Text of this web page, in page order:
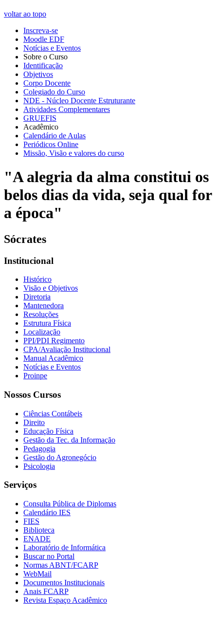
voltar ao topo
Inscreva-se
Moodle EDF
Notícias e Eventos
Sobre o Curso
Identificação
Objetivos
Corpo Docente
Colegiado do Curso
NDE - Núcleo Docente Estruturante
Atividades Complementares
GRUEFIS
Acadêmico
Calendário de Aulas
Periódicos Online
Missão, Visão e valores do curso
"A alegria da alma constitui os
belos dias da vida, seja qual for
a época"
Sócrates
Institucional
Histórico
Visão e Objetivos
Diretoria
Mantenedora
Resoluções
Estrutura Física
Localização
PPI/PDI Regimento
CPA/Avaliação Institucional
Manual Acadêmico
Notícias e Eventos
Proinpe
Nossos Cursos
Ciências Contábeis
Direito
Educação Física
Gestão da Tec. da Informação
Pedagogia
Gestão do Agronegócio
Psicologia
Serviços
Consulta Pública de Diplomas
Calendário IES
FIES
Biblioteca
ENADE
Laboratório de Informática
Buscar no Portal
Normas ABNT/FCARP
WebMail
Documentos Institucionais
Anais FCARP
Revista Espaço Acadêmico